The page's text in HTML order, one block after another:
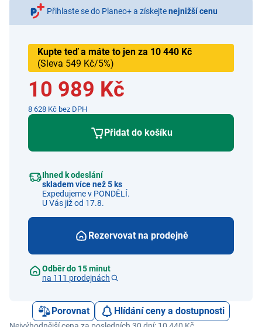
Přihlaste se do Planeo+ a získejtenejnižší cenu
Kupte teď a máte to jen za 10 440 Kč
(Sleva 549 Kč/5%)
10 989 Kč
8 628 Kč bez DPH
Přidat do košíku
Ihned k odeslání
skladem více než 5 ks
Expedujeme v PONDĚLÍ.
U Vás již od 17.8.
Rezervovat na prodejně
Odběr do 15 minut
na 111 prodejnách
Porovnat Hlídání ceny a dostupnosti